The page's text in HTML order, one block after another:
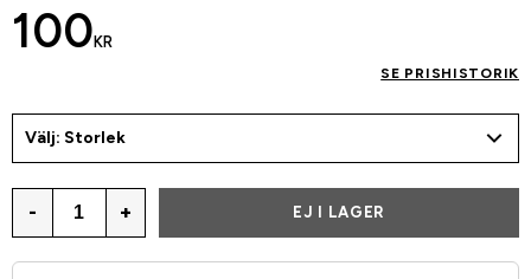
100 KR
SE PRISHISTORIK
Välj: Storlek
- + EJ I LAGER